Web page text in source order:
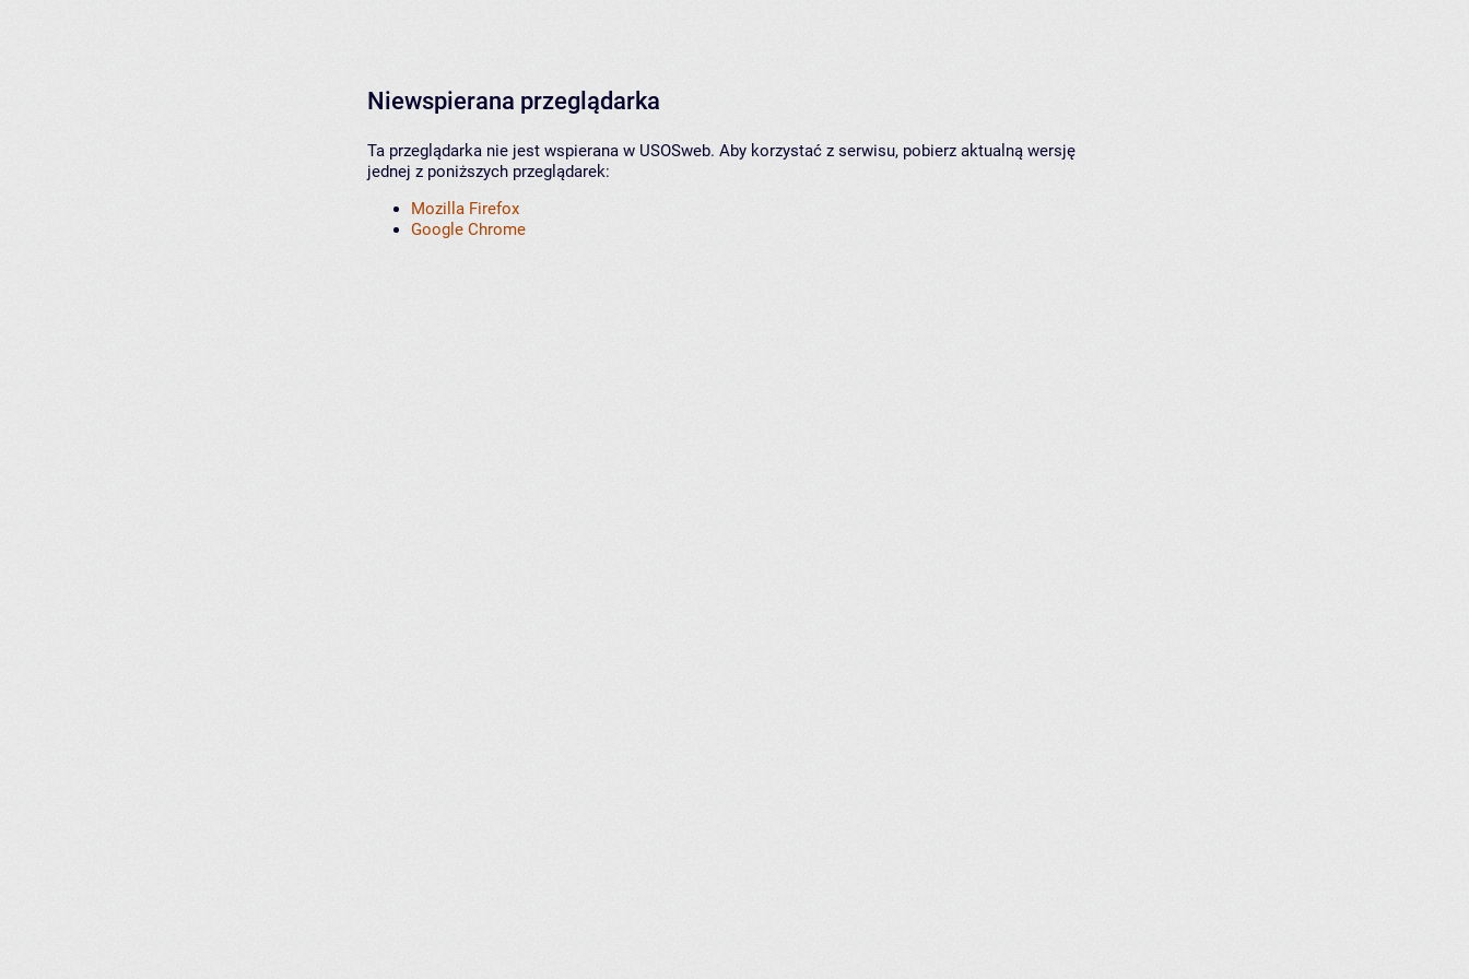
Niewspierana przeglądarka
Ta przeglądarka nie jest wspierana w USOSweb. Aby korzystać z serwisu, pobierz aktualną wersję
jednej z poniższych przeglądarek:
Mozilla Firefox
Google Chrome